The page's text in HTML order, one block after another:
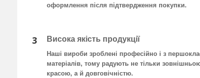
оформлення після підтвердження покупки.
3 Висока якість продукції
Наші вироби зроблені професійно і з
матеріалів, тому радують не тільки
красою, а й довговічністю.